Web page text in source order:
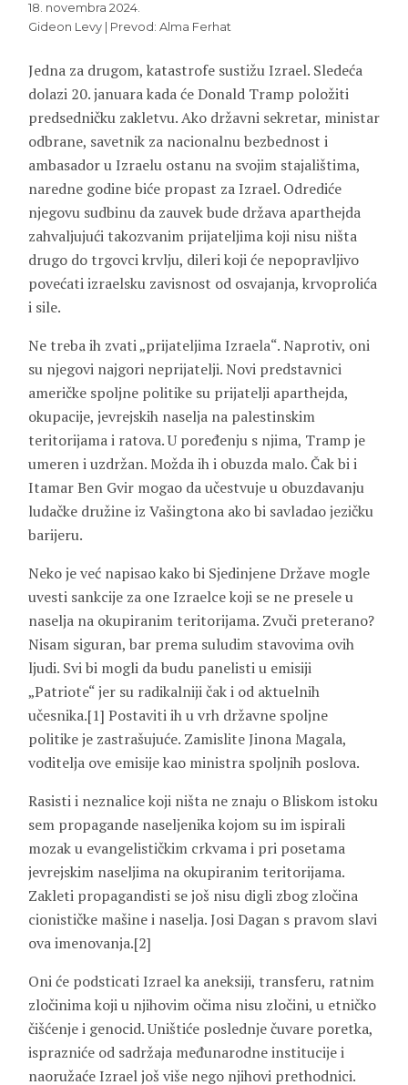
18. novembra 2024.
Gideon Levy | Prevod: Alma Ferhat
Jedna za drugom, katastrofe sustižu Izrael. Sledeća
dolazi 20. januara kada će Donald Tramp položiti
predsedničku zakletvu. Ako državni sekretar, ministar
odbrane, savetnik za nacionalnu bezbednost i
ambasador u Izraelu ostanu na svojim stajalištima,
naredne godine biće propast za Izrael. Odrediće
njegovu sudbinu da zauvek bude država aparthejda
zahvaljujući takozvanim prijateljima koji nisu ništa
drugo do trgovci krvlju, dileri koji će nepopravljivo
povećati izraelsku zavisnost od osvajanja, krvoprolića
i sile.
Ne treba ih zvati „prijateljima Izraela“. Naprotiv, oni
su njegovi najgori neprijatelji. Novi predstavnici
američke spoljne politike su prijatelji aparthejda,
okupacije, jevrejskih naselja na palestinskim
teritorijama i ratova. U poređenju s njima, Tramp je
umeren i uzdržan. Možda ih i obuzda malo. Čak bi i
Itamar Ben Gvir mogao da učestvuje u obuzdavanju
ludačke družine iz Vašingtona ako bi savladao jezičku
barijeru.
Neko je već napisao kako bi Sjedinjene Države mogle
uvesti sankcije za one Izraelce koji se ne presele u
naselja na okupiranim teritorijama. Zvuči preterano?
Nisam siguran, bar prema suludim stavovima ovih
ljudi. Svi bi mogli da budu panelisti u emisiji
„Patriote“ jer su radikalniji čak i od aktuelnih
učesnika.[1] Postaviti ih u vrh državne spoljne
politike je zastrašujuće. Zamislite Jinona Magala,
voditelja ove emisije kao ministra spoljnih poslova.
Rasisti i neznalice koji ništa ne znaju o Bliskom istoku
sem propagande naseljenika kojom su im ispirali
mozak u evangelističkim crkvama i pri posetama
jevrejskim naseljima na okupiranim teritorijama.
Zakleti propagandisti se još nisu digli zbog zločina
cionističke mašine i naselja. Josi Dagan s pravom slavi
ova imenovanja.[2]
Oni će podsticati Izrael ka aneksiji, transferu, ratnim
zločinima koji u njihovim očima nisu zločini, u etničko
čišćenje i genocid. Uništiće poslednje čuvare poretka,
isprazniće od sadržaja međunarodne institucije i
naoružaće Izrael još više nego njihovi prethodnici.